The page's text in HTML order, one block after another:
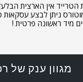
הטרייד אין הארצית
מיד ראשונה פרטית !
מגוון ענק של